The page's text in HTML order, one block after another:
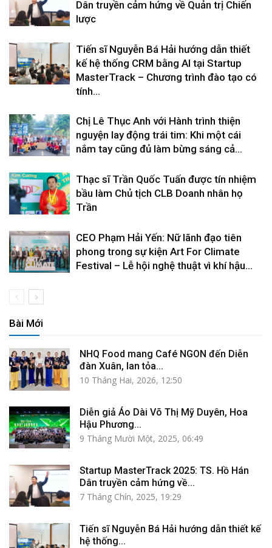
Dân truyền cảm hứng về Quản trị Chiến
lược
Tiến sĩ Nguyễn Bá Hải hướng dẫn thiết
kế hệ thống CRM bằng AI tại Startup
MasterTrack – Chương trình đào tạo có
tính...
Chị Lê Thục Anh với Hành trình thiện
nguyện lay động trái tim: Khi một cái
nắm tay cũng đủ làm bừng sáng cả...
Thạc sĩ Trần Quốc Tuấn được tín nhiệm
bầu làm Chủ tịch CLB Doanh nhân họ
Trần
CEO Phạm Hải Yến: Nữ lãnh đạo tiên
phong trong sự kiện Art For Climate
Festival – Lễ hội nghệ thuật vì khí hậu...
Bài Mới
NHQ Food mang Café NGON đến Diễn
đàn Xuân, lan tỏa...
10 Tháng Hai, 2026, 12:50
Diễn giả Áo Dài Võ Thị Mỹ Duyên, Hoa
Hậu Phương...
9 Tháng Mười Một, 2025, 06:49
Startup MasterTrack 2025: TS. Hồ Hán
Dân truyền cảm hứng về...
7 Tháng Chín, 2025, 19:29
Tiến sĩ Nguyễn Bá Hải hướng dẫn thiết kế
hệ thống...